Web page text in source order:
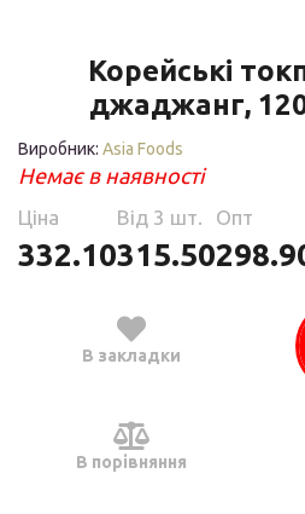
Корейські
джаджанг,
Виробник: Asia Foods
Немає в наявності
Ціна
332.10
Від 3 шт.
315.50
Опт
В закладки
В порівняння